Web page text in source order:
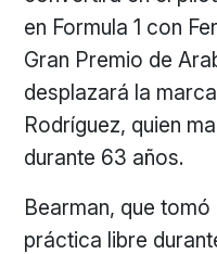
en Formula 1 con
Gran Premio de
desplazará la
Rodríguez, quien
durante 63 años.
Bearman, que
práctica libre